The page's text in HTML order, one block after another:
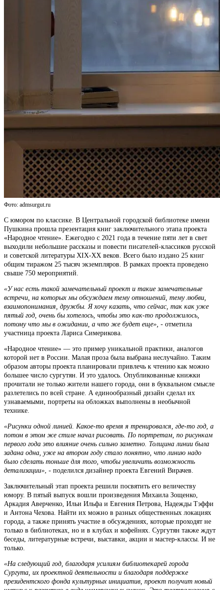
Фото: admsurgut.ru
С юмором по классике. В Центральной городской библиотеке имени
Пушкина прошла презентация книг заключительного этапа проекта
«Народное чтение». Ежегодно с 2021 года в течение пяти лет в свет
выходили небольшие рассказы и повести писателей-классиков русской
и советской литературы XIX-XX веков. Всего было издано 25 книг
общим тиражом 25 тысяч экземпляров. В рамках проекта проведено
свыше 750 мероприятий.
«У нас есть такой замечательный проект и такие замечательные
встречи, на которых мы обсуждаем тему отношений, тему любви,
взаимопонимания, дружбы. Я хочу казать, что сейчас, так как уже
пятый год, очень бы хотелось, чтобы это как-то продолжилось,
потому что мы в ожидании, а что же будет еще», - отметила
участница проекта Лариса Симерикова.
«Народное чтение» — это пример уникальной практики, аналогов
которой нет в России. Малая проза была выбрана неслучайно. Таким
образом авторы проекта планировали привлечь к чтению как можно
большее число сургутян. И это удалось. Опубликованные книжки
прочитали не только жители нашего города, они в буквальном смысле
разлетелись по всей стране. А единообразный дизайн сделал их
узнаваемыми, портреты на обложках выполнены в необычной
технике.
«Рисунки одной линией. Какое-то время я тренировался, где-то год, а
потом в этом же стиле начал рисовать. По портретам, по рисункам
первого года это влияние очень сильно заметно. Толщина линии была
задана одна, уже на втором году стало понятно, что линию надо
было сделать тоньше для того, чтобы увеличить возможность
детализации» , - поделился дизайнер проекта Евгений Вирачев.
Заключительный этап проекта решили посвятить его величеству
юмору. В пятый выпуск вошли произведения Михаила Зощенко,
Аркадия Аверченко, Ильи Ильфа и Евгения Петрова, Надежды Тэффи
и Антона Чехова. Найти их можно в разных общественных локациях
города, а также принять участие в обсуждениях, которые проходят не
только в библиотеках, но и в клубах и кофейнях. Сургутян также ждут
беседы, литературные встречи, выставки, акции и мастер-классы. И не
только.
«На следующий год, благодаря усилиям библиотекарей города
Сургута, их проектной деятельности и благодаря поддержке
президентского фонда культурных инициатив, проект получит новый